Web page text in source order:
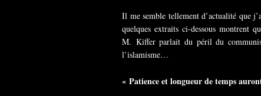
Il me semble tellement d’actualité que
quelques extraits ci-dessous montrent
M. Kiffer parlait du péril du
l’islamisme…
« Patience et longueur de temps